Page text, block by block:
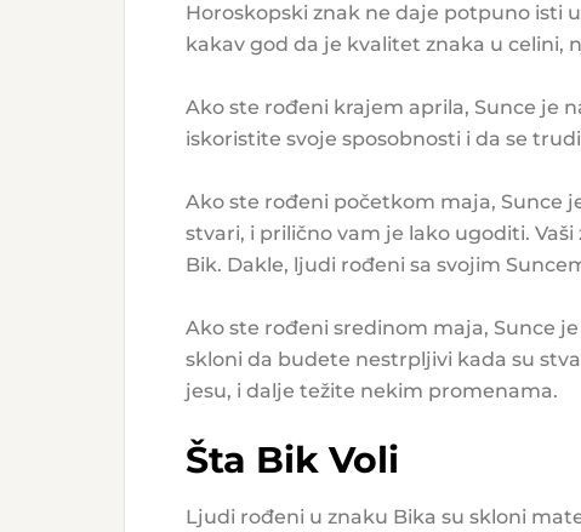
Horoskopski znak ne daje potpuno isti
kakav god da je kvalitet znaka u
Ako ste rođeni krajem aprila, Sunce je
iskoristite svoje sposobnosti i da se
Ako ste rođeni početkom maja, Sunce
stvari, i prilično vam je lako ugoditi.
Bik. Dakle, ljudi rođeni sa svojim
Ako ste rođeni sredinom maja, Sunce
skloni da budete nestrpljivi kada su
jesu, i dalje težite nekim promenama.
Šta Bik Voli
Ljudi rođeni u znaku Bika su skloni